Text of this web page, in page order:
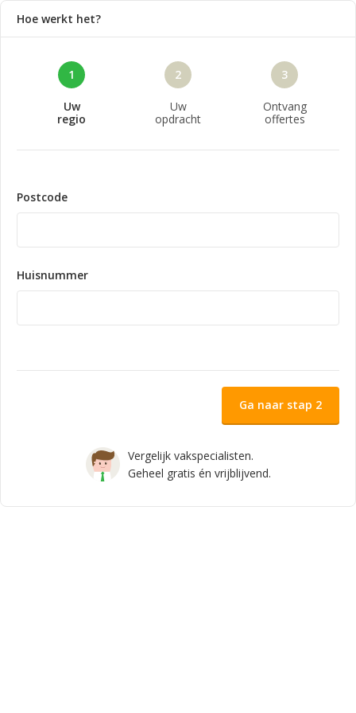
Hoe werkt het?
1
Uw
regio
2
Uw
opdracht
3
Ontvang
offertes
Postcode
Huisnummer
Vergelijk vakspecialisten.
Geheel gratis én vrijblijvend.
Ga naar stap 2